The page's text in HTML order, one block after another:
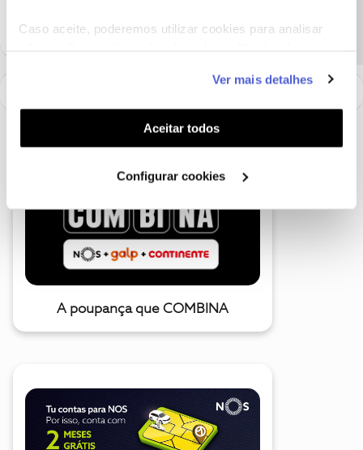
Caso aceite, poderemos utilizar cookies para analisar
funcionalidades (cookies de personalização e
funcionalidade) e adaptar anúncios aos seus interesses
(cookies de publicidade personalizada). Pode gerir a
utilização dos cookies clicando em "Configurar
Ver mais detalhes
Aceitar todos
Configurar cookies
A poupança que COMBINA